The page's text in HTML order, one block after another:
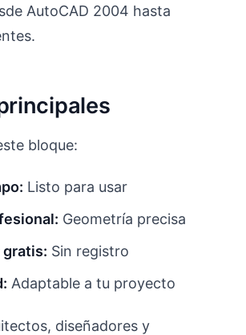
AutoCAD 2004 hasta
bloque:
Listo para usar
Geometría precisa
Sin registro
Adaptable a tu proyecto
diseñadores y